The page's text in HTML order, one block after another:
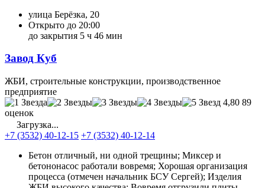
улица Берёзка, 20
Открыто до 20:00
до закрытия 5 ч 46 мин
Завод Куб
ЖБИ, строительные конструкции, производственное
предприятие
4,80 89
оценок
Загрузка...
+7 (3532) 40-12-15 +7 (3532) 40-12-14
Бетон отличный, ни одной трещины; Миксер и
бетононасос работали вовремя; Хорошая организация
процесса (отмечен начальник БСУ Сергей); Изделия